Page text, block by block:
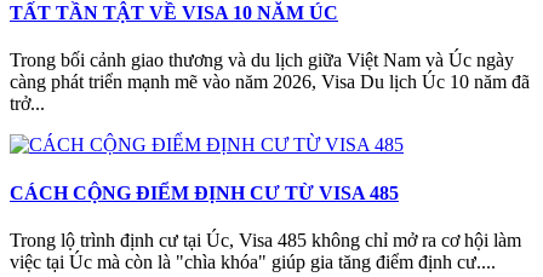
TẤT TẦN TẬT VỀ VISA 10 NĂM ÚC
Trong bối cảnh giao thương và du lịch giữa Việt Nam và Úc ngày
càng phát triển mạnh mẽ vào năm 2026, Visa Du lịch Úc 10 năm đã
trở...
CÁCH CỘNG ĐIỂM ĐỊNH CƯ TỪ VISA 485
Trong lộ trình định cư tại Úc, Visa 485 không chỉ mở ra cơ hội làm
việc tại Úc mà còn là "chìa khóa" giúp gia tăng điểm định cư....